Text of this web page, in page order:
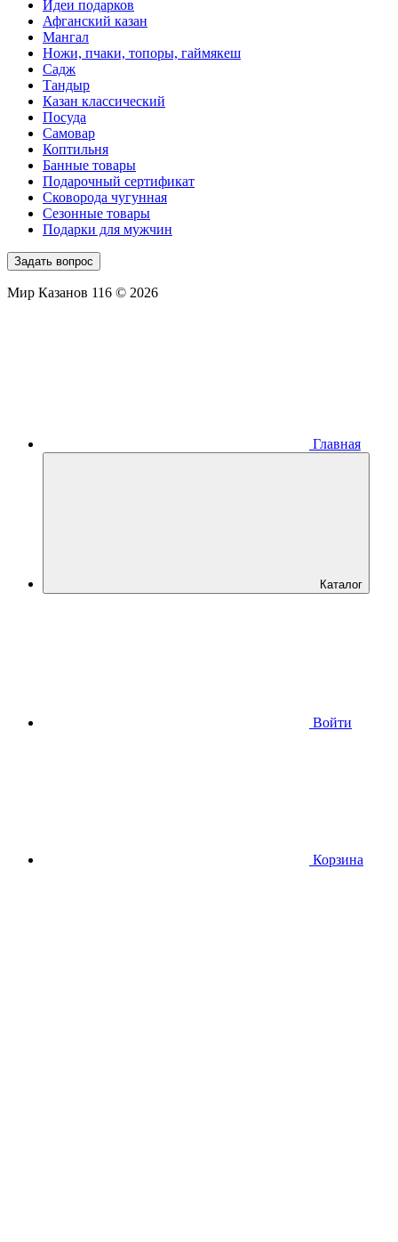
Идеи подарков
Афганский казан
Мангал
Ножи, пчаки, топоры, гаймякеш
Садж
Тандыр
Казан классический
Посуда
Самовар
Коптильня
Банные товары
Подарочный сертификат
Сковорода чугунная
Сезонные товары
Подарки для мужчин
Задать вопрос
Мир Казанов 116 © 2026
Главная
Каталог
Войти
Корзина